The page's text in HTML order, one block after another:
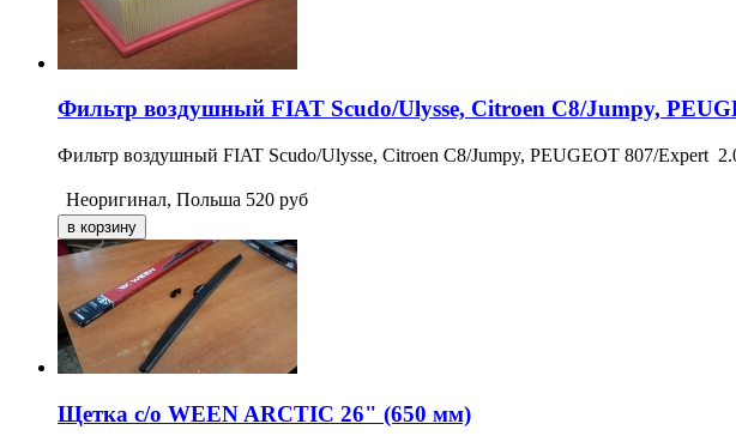
Фильтр воздушный FIAT Scudo/Ulysse, Citroen C8/Jumpy,
Фильтр воздушный FIAT Scudo/Ulysse, Citroen C8/Jumpy, PEUGEOT 807/Expert
Неоригинал, Польша 520 руб
Щетка с/о WEEN ARCTIC 26" (650 мм)